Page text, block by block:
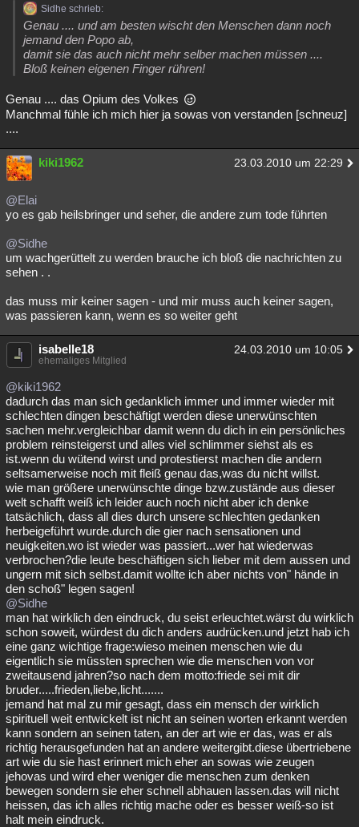
Sidhe schrieb:
Genau .... und am besten wischt den Menschen dann noch
jemand den Popo ab,
damit sie das auch nicht mehr selber machen müssen ....
Bloß keinen eigenen Finger rühren!
Genau .... das Opium des Volkes
Manchmal fühle ich mich hier ja sowas von verstanden [schneuz]
....
kiki1962 23.03.2010 um 22:29
@Elai
yo es gab heilsbringer und seher, die andere zum tode führten
@Sidhe
um wachgerüttelt zu werden brauche ich bloß die nachrichten zu
sehen . .
das muss mir keiner sagen - und mir muss auch keiner sagen,
was passieren kann, wenn es so weiter geht
isabelle18 24.03.2010 um 10:05
ehemaliges Mitglied
@kiki1962
dadurch das man sich gedanklich immer und immer wieder mit
schlechten dingen beschäftigt werden diese unerwünschten
sachen mehr.vergleichbar damit wenn du dich in ein persönliches
problem reinsteigerst und alles viel schlimmer siehst als es
ist.wenn du wütend wirst und protestierst machen die andern
seltsamerweise noch mit fleiß genau das,was du nicht willst.
wie man größere unerwünschte dinge bzw.zustände aus dieser
welt schafft weiß ich leider auch noch nicht aber ich denke
tatsächlich, dass all dies durch unsere schlechten gedanken
herbeigeführt wurde.durch die gier nach sensationen und
neuigkeiten.wo ist wieder was passiert...wer hat wiederwas
verbrochen?die leute beschäftigen sich lieber mit dem aussen und
ungern mit sich selbst.damit wollte ich aber nichts von" hände in
den schoß" legen sagen!
@Sidhe
man hat wirklich den eindruck, du seist erleuchtet.wärst du wirklich
schon soweit, würdest du dich anders audrücken.und jetzt hab ich
eine ganz wichtige frage:wieso meinen menschen wie du
eigentlich sie müssten sprechen wie die menschen von vor
zweitausend jahren?so nach dem motto:friede sei mit dir
bruder.....frieden,liebe,licht.......
jemand hat mal zu mir gesagt, dass ein mensch der wirklich
spirituell weit entwickelt ist nicht an seinen worten erkannt werden
kann sondern an seinen taten, an der art wie er das, was er als
richtig herausgefunden hat an andere weitergibt.diese übertriebene
art wie du sie hast erinnert mich eher an sowas wie zeugen
jehovas und wird eher weniger die menschen zum denken
bewegen sondern sie eher schnell abhauen lassen.das will nicht
heissen, das ich alles richtig mache oder es besser weiß-so ist
halt mein eindruck.